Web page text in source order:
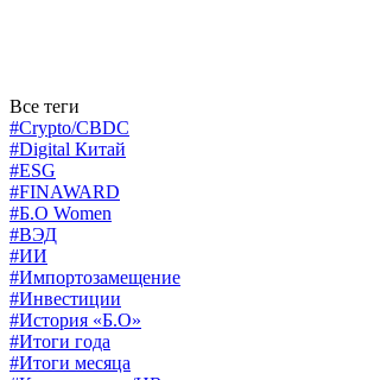
Все теги
#Crypto/CBDC
#Digital Китай
#ESG
#FINAWARD
#Б.О Women
#ВЭД
#ИИ
#Импортозамещение
#Инвестиции
#История «Б.О»
#Итоги года
#Итоги месяца